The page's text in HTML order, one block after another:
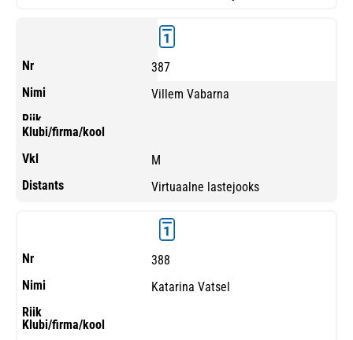
387
Villem Vabarna
M
Virtuaalne lastejooks
388
Katarina Vatsel